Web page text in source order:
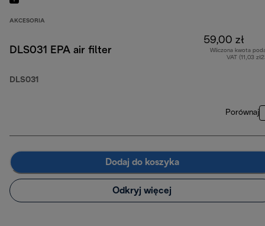
AKCESORIA
DLS031 EPA air filter
DLS031
59,00 zł
Wliczona kwota
VAT (11,03
Porównaj
Dodaj do koszyka
Odkryj więcej